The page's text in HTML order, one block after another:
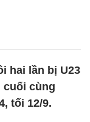
hai lần bị U23
cuối cùng
tối 12/9.